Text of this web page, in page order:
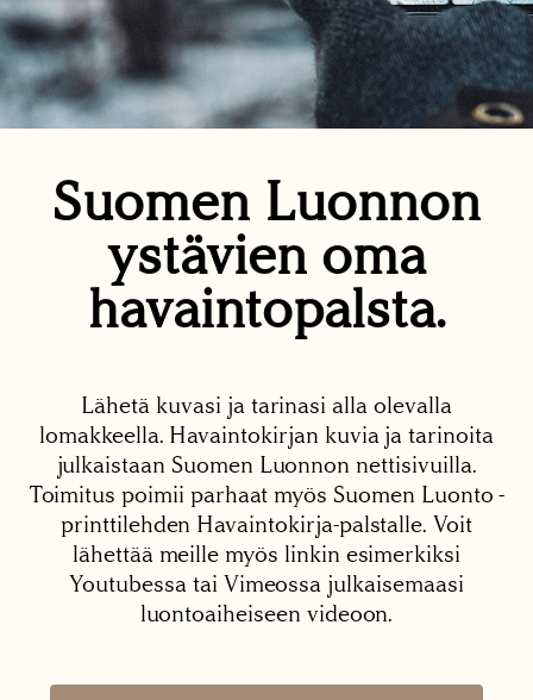
Suomen Luonnon
ystävien oma
havaintopalsta.
Lähetä kuvasi ja tarinasi alla olevalla
lomakkeella. Havaintokirjan kuvia ja tarinoita
julkaistaan Suomen Luonnon nettisivuilla.
Toimitus poimii parhaat myös Suomen Luonto -
printtilehden Havaintokirja-palstalle. Voit
lähettää meille myös linkin esimerkiksi
Youtubessa tai Vimeossa julkaisemaasi
luontoaiheiseen videoon.